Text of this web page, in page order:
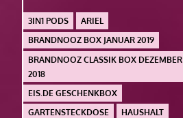
3IN1 PODS
ARIEL
BRANDNOOZ BOX JANUAR 2019
BRANDNOOZ CLASSIK BOX DEZEMBER
2018
EIS.DE GESCHENKBOX
GARTENSTECKDOSE
HAUSHALT